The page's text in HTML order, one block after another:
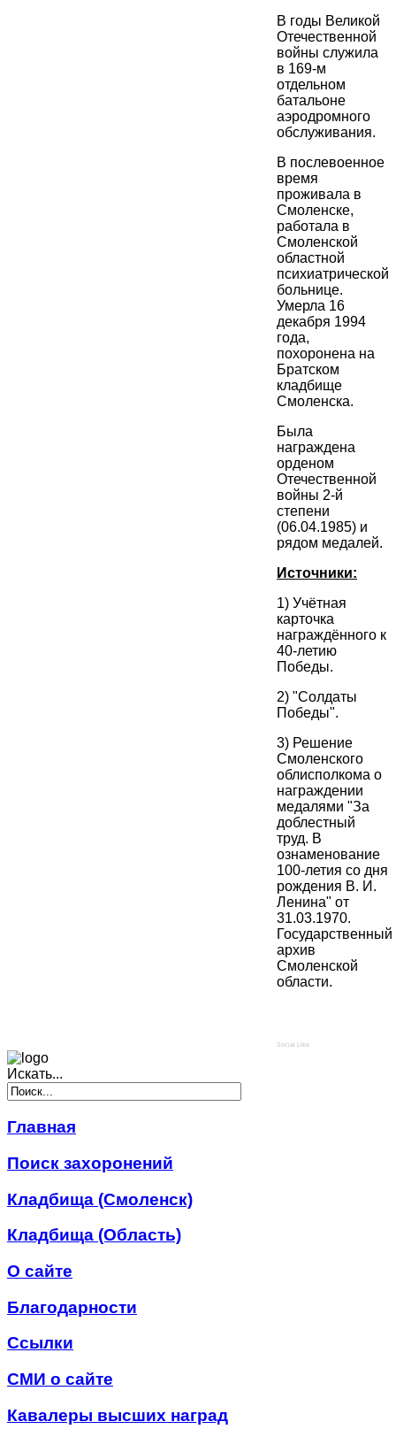
В годы Великой
Отечественной
войны служила
в 169-м
отдельном
батальоне
аэродромного
обслуживания.
В послевоенное
время
проживала в
Смоленске,
работала в
Смоленской
областной
психиатрической
больнице.
Умерла 16
декабря 1994
года,
похоронена на
Братском
кладбище
Смоленска.
Была
награждена
орденом
Отечественной
войны 2-й
степени
(06.04.1985) и
рядом медалей.
Источники:
1) Учётная
карточка
награждённого к
40-летию
Победы.
2) "Солдаты
Победы".
3) Решение
Смоленского
облисполкома о
награждении
медалями "За
доблестный
труд. В
ознаменование
100-летия со дня
рождения В. И.
Ленина" от
31.03.1970.
Государственный
архив
Смоленской
области.
Social Like
Искать...
Главная
Поиск захоронений
Кладбища (Смоленск)
Кладбища (Область)
О сайте
Благодарности
Ссылки
СМИ о сайте
Кавалеры высших наград